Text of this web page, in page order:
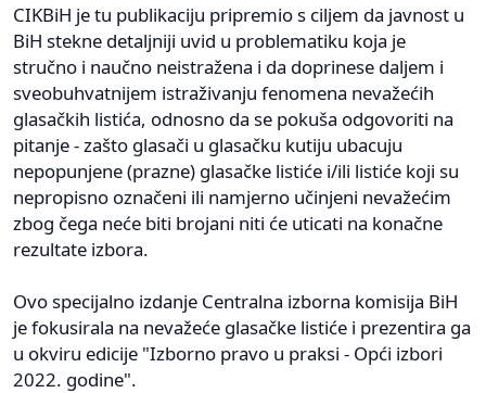
CIKBiH je tu publikaciju pripremio s ciljem da javnost u
BiH stekne detaljniji uvid u problematiku koja je
stručno i naučno neistražena i da doprinese daljem i
sveobuhvatnijem istraživanju fenomena nevažećih
glasačkih listića, odnosno da se pokuša odgovoriti na
pitanje - zašto glasači u glasačku kutiju ubacuju
nepopunjene (prazne) glasačke listiće i/ili listiće koji su
nepropisno označeni ili namjerno učinjeni nevažećim
zbog čega neće biti brojani niti će uticati na konačne
rezultate izbora.
Ovo specijalno izdanje Centralna izborna komisija BiH
je fokusirala na nevažeće glasačke listiće i prezentira ga
u okviru edicije "Izborno pravo u praksi - Opći izbori
2022. godine".